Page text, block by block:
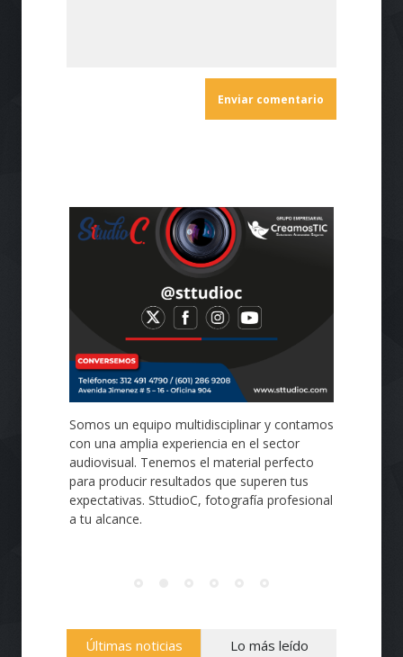
Somos un equipo multidisciplinar y contamos
con una amplia experiencia en el sector
audiovisual. Tenemos el material perfecto
para producir resultados que superen tus
expectativas. SttudioC, fotografía profesional
a tu alcance.
Últimas noticias Lo más leído